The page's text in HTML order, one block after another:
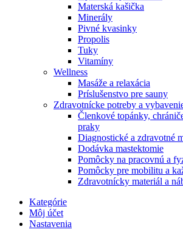
Materská kašička
Minerály
Pivné kvasinky
Propolis
Tuky
Vitamíny
Wellness
Masáže a relaxácia
Príslušenstvo pre sauny
Zdravotnícke potreby a
Členkové topánky,
praky
Diagnostické a zdravotné
Dodávka mastektomie
Pomôcky na pracovnú a
Pomôcky pre mobilitu a
Zdravotnícky materiál a
Kategórie
Môj účet
Nastavenia